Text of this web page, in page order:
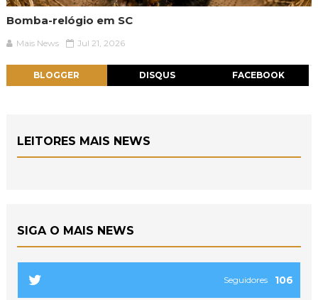
Bomba-relógio em SC
Mais News Jul 21, 2026
BLOGGER DISQUS FACEBOOK
LEITORES MAIS NEWS
SIGA O MAIS NEWS
106
Seguidores